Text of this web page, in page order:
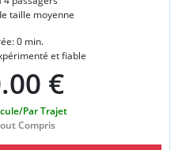
taille moyenne
0 min.
et fiable
€
Par Trajet
Compris